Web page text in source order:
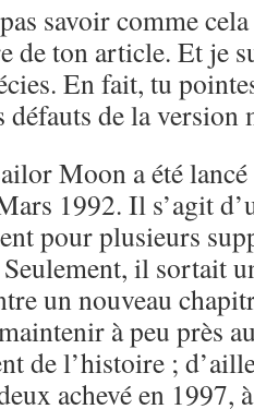
savoir comme
de ton article. Et je
En fait, tu
défauts de la
Moon a été
1992. Il s’agit
pour plusieurs
il sortait
un nouveau
à peu près
de l’histoire ;
achevé en 1997,